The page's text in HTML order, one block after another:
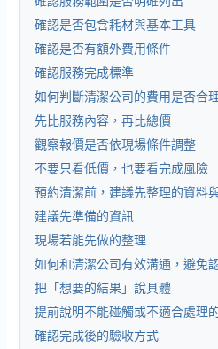
確認是否包含耗材與基本工具
確認是否有額外費用條件
確認服務完成標準
如何判斷清潔公司的費用是否合
先比服務內容，再比總價
觀察報價是否依現場條件調整
不要只看低價，也要看完成風險
預約清潔前，建議先整理的資料
建議先準備的資訊
現場若能先做的整理
如何和清潔公司有效溝通，避免
把「想要的結果」說具體
提前說明不能碰觸或不適合處理
確認完成後的驗收方式